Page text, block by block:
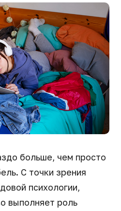
больше, чем просто
С точки зрения
психологии,
выполняет роль